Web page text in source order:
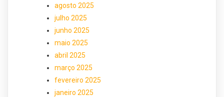
agosto 2025
julho 2025
junho 2025
maio 2025
abril 2025
março 2025
fevereiro 2025
janeiro 2025